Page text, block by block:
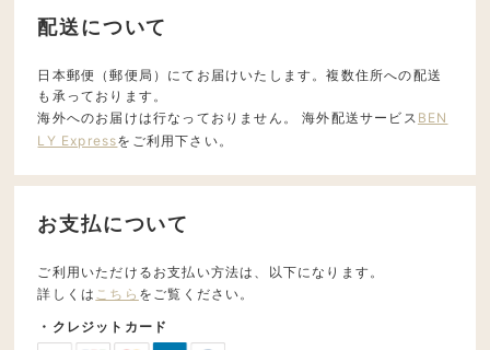
配送について
日本郵便（郵便局）にてお届けいたします。複数住所への配送
も承っております。
海外へのお届けは行なっておりません。 海外配送サービス BEN
LY Expressをご利用下さい。
お支払について
ご利用いただけるお支払い方法は、以下になります。
詳しくは こちら をご覧ください。
・クレジットカード